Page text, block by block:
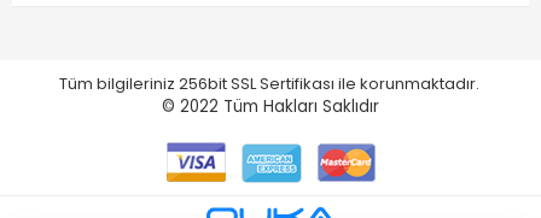
Tüm bilgileriniz 256bit SSL Sertifikası ile korunmaktadır.
© 2022 Tüm Hakları Saklıdır